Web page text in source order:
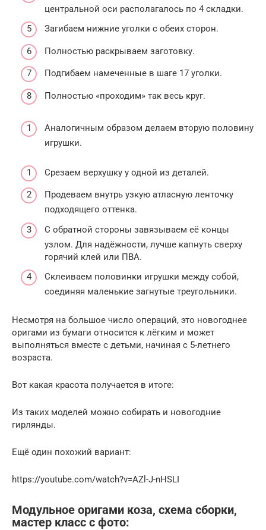
центральной оси располагалось по 4 складки.
Загибаем нижние уголки с обеих сторон.
Полностью раскрываем заготовку.
Подгибаем намеченные в шаге 17 уголки.
Полностью «проходим» так весь круг.
Аналогичным образом делаем вторую половину
игрушки.
Срезаем верхушку у одной из деталей.
Продеваем внутрь узкую атласную ленточку
подходящего оттенка.
С обратной стороны завязываем её концы
узлом. Для надёжности, лучше капнуть сверху
горячий клей или ПВА.
Склеиваем половинки игрушки между собой,
соединяя маленькие загнутые треугольники.
Несмотря на большое число операций, это новогоднее
оригами из бумаги относится к лёгким и может
выполняться вместе с детьми, начиная с 5-летнего
возраста.
Вот какая красота получается в итоге:
Из таких моделей можно собирать и новогодние
гирлянды.
Ещё один похожий вариант:
https://youtube.com/watch?v=AZl-J-nHSLI
Модульное оригами коза, схема сборки,
мастер класс с фото: